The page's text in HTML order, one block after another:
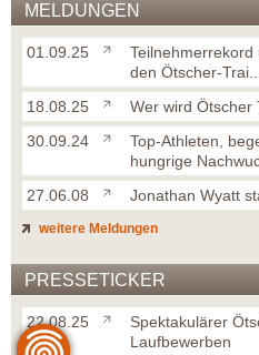
MELDUNGEN
01.09.25
den Ötscher-
18.08.25
Wer wird Ötscher
30.09.24
Top-Athleten,
hungrige
27.06.08
Jonathan Wyatt
weitere Meldungen
PRESSETICKER
22.08.25
Spektakulärer
Laufbewerben